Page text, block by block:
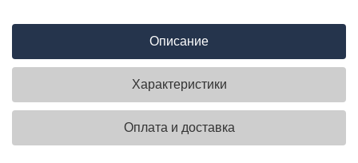
Описание
Характеристики
Оплата и доставка